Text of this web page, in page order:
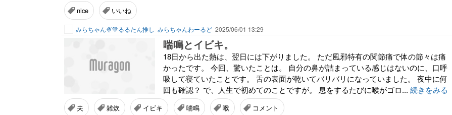
nice いいね
みらちゃん🍨💚るるたん推し みらちゃんわーるど 2025/06/01 13:29
喘鳴とイビキ。
18日から出た熱は、翌日には下がりました。 ただ風邪特有の関節痛で体の節々は痛
かったです。 今回、驚いたことは。 自分の鼻が詰まっている感じはないのに、口呼
吸して寝ていたことです。 舌の表面が乾いてバリバリになっていました。 夜中に何
回も確認？ で、人生で初めてのことですが。 息をするたびに喉がゴロ... 続きをみる
夫 雑炊 イビキ 喘鳴 喉 コメント